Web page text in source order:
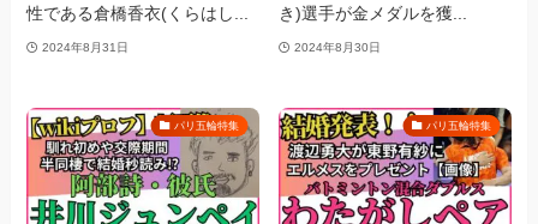
性である倉橋香衣(くらはし...
2024年8月31日
き)選手が金メダルを獲...
2024年8月30日
パリ五輪特集 パリ五輪特集